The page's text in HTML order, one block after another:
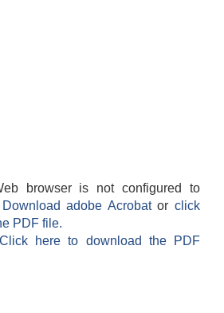
browser is not configured to
Download adobe Acrobatorclick
PDF file.
Click here to download the PDF